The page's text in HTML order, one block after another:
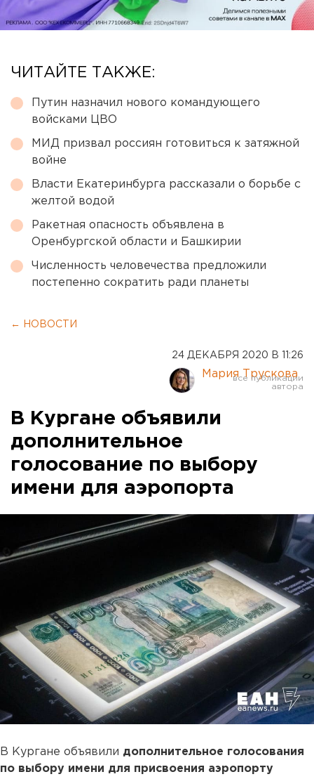
ЧИТАЙТЕ ТАКЖЕ:
Путин назначил нового командующего
войсками ЦВО
МИД призвал россиян готовиться к затяжной
войне
Власти Екатеринбурга рассказали о борьбе с
желтой водой
Ракетная опасность объявлена в
Оренбургской области и Башкирии
Численность человечества предложили
постепенно сократить ради планеты
← НОВОСТИ
24 ДЕКАБРЯ 2020 В 11:26
Мария Трускова
В Кургане объявили
дополнительное
голосование по выбору
имени для аэропорта
В Кургане объявили дополнительное голосования
по выбору имени для присвоения аэропорту